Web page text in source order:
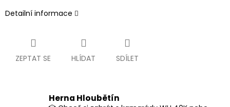
Detailní informace
ZEPTAT SE HLÍDAT SDÍLET
Herna Hloubětín